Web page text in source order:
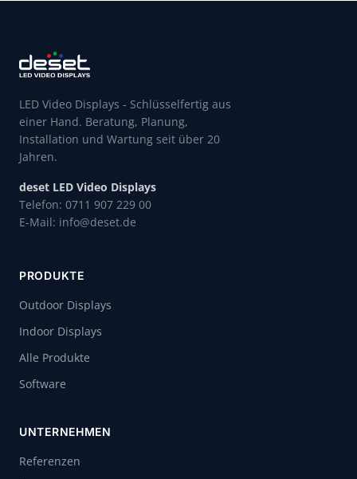
LED Video Displays - Schlüsselfertig aus
einer Hand. Beratung, Planung,
Installation und Wartung seit über 20
Jahren.
deset LED Video Displays
Telefon: 0711 907 229 00
E-Mail: info@deset.de
PRODUKTE
Outdoor Displays
Indoor Displays
Alle Produkte
Software
UNTERNEHMEN
Referenzen